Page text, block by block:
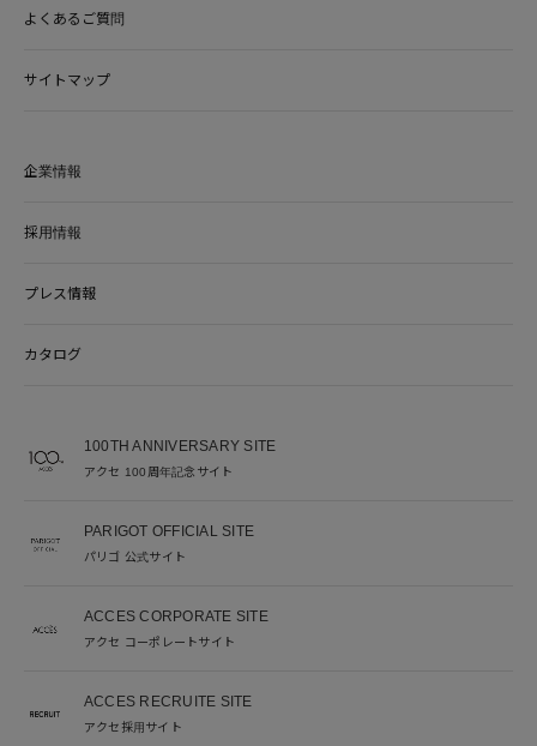
よくあるご質問
サイトマップ
企業情報
採用情報
プレス情報
カタログ
100TH ANNIVERSARY SITE
アクセ 100周年記念サイト
PARIGOT OFFICIAL SITE
パリゴ 公式サイト
ACCES CORPORATE SITE
アクセ コーポレートサイト
ACCES RECRUITE SITE
アクセ採用サイト